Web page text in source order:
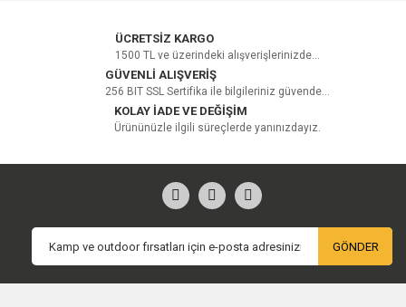
ÜCRETSİZ KARGO
1500 TL ve üzerindeki alışverişlerinizde...
GÜVENLİ ALIŞVERİŞ
256 BIT SSL Sertifika ile bilgileriniz güvende...
KOLAY İADE VE DEĞİŞİM
Ürününüzle ilgili süreçlerde yanınızdayız.
GÖNDER